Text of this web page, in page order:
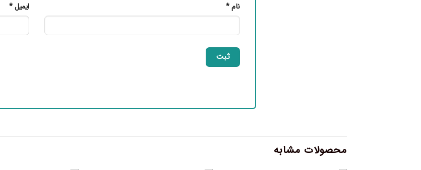
نام* ایمیل*
محصولات مشابه